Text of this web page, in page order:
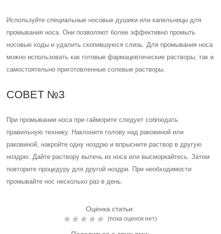
Используйте специальные носовые душики или капельницы для
промывания носа. Они позволяют более эффективно промыть
носовые ходы и удалить скопившуюся слизь. Для промывания носа
можно использовать как готовые фармацевтические растворы, так и
самостоятельно приготовленные солевые растворы.
СОВЕТ №3
При промывании носа при гайморите следует соблюдать
правильную технику. Наклоните голову над раковиной или
раковиной, накройте одну ноздрю и впрысните раствор в другую
ноздрю. Дайте раствору вытечь из носа или высморкайтесь. Затем
повторите процедуру для другой ноздри. При необходимости
промывайте нос несколько раз в день.
Оценка статьи:
(пока оценок нет)